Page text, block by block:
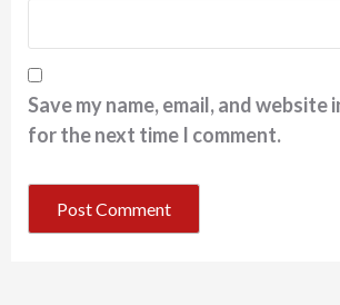
Save my name, email, and website
for the next time I comment.